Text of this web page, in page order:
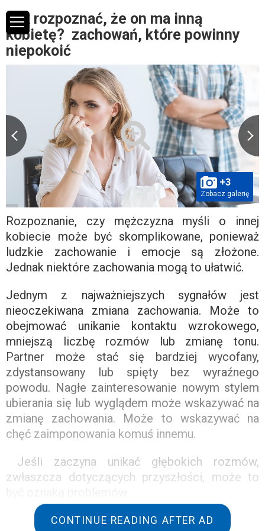
Jak rozpoznać, że on ma inną
kobietę? zachowań, które powinny
niepokoić
+3
Zobacz galerię
Rozpoznanie, czy mężczyzna myśli o innej
kobiecie może być skomplikowane, ponieważ
ludzkie zachowanie i emocje są złożone.
Jednak niektóre zachowania mogą to ułatwić.
Jednym z najważniejszych sygnałów jest
nieoczekiwana zmiana zachowania. Może to
obejmować unikanie kontaktu wzrokowego,
mniejszą liczbę rozmów lub zmianę tonu.
Partner może stać się bardziej wycofany,
zdystansowany lub spięty bez wyraźnego
powodu. Nagłe zainteresowanie nowym stylem
ubierania się lub wyglądem może wskazywać na
zmianę zachowania. Może to wskazywać na
chęć zaimponowania komuś innemu.
Jeśli zaczyna unikać głębokich rozmów,
zwłaszcza dotyczących przyszłości, może to
Jeśli zauważysz, że zaczął ukrywać pewne
CONTINUE READING AFTER AD